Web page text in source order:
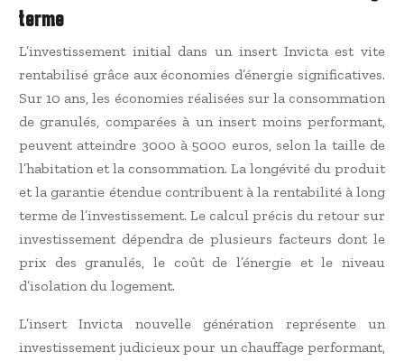
terme
L’investissement initial dans un insert Invicta est vite
rentabilisé grâce aux économies d’énergie significatives.
Sur 10 ans, les économies réalisées sur la consommation
de granulés, comparées à un insert moins performant,
peuvent atteindre 3000 à 5000 euros, selon la taille de
l’habitation et la consommation. La longévité du produit
et la garantie étendue contribuent à la rentabilité à long
terme de l’investissement. Le calcul précis du retour sur
investissement dépendra de plusieurs facteurs dont le
prix des granulés, le coût de l’énergie et le niveau
d’isolation du logement.
L’insert Invicta nouvelle génération représente un
investissement judicieux pour un chauffage performant,